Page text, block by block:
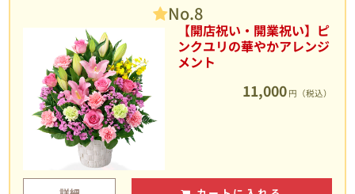
No.8
【開店祝い・開業祝い】ピ
ンクユリの華やかアレンジ
メント
11,000 円（税込）